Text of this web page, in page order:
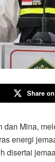
Share
Mina,
energi
disertai